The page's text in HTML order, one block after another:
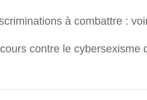
à combattre :
contre le cybersexisme